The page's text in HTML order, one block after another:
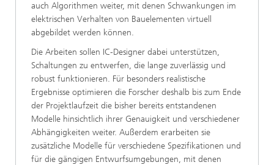
auch Algorithmen weiter, mit denen Schwankungen im
elektrischen Verhalten von Bauelementen virtuell
abgebildet werden können.
Die Arbeiten sollen IC-Designer dabei unterstützen,
Schaltungen zu entwerfen, die lange zuverlässig und
robust funktionieren. Für besonders realistische
Ergebnisse optimieren die Forscher deshalb bis zum Ende
der Projektlaufzeit die bisher bereits entstandenen
Modelle hinsichtlich ihrer Genauigkeit und verschiedener
Abhängigkeiten weiter. Außerdem erarbeiten sie
zusätzliche Modelle für verschiedene Spezifikationen und
für die gängigen Entwurfsumgebungen, mit denen